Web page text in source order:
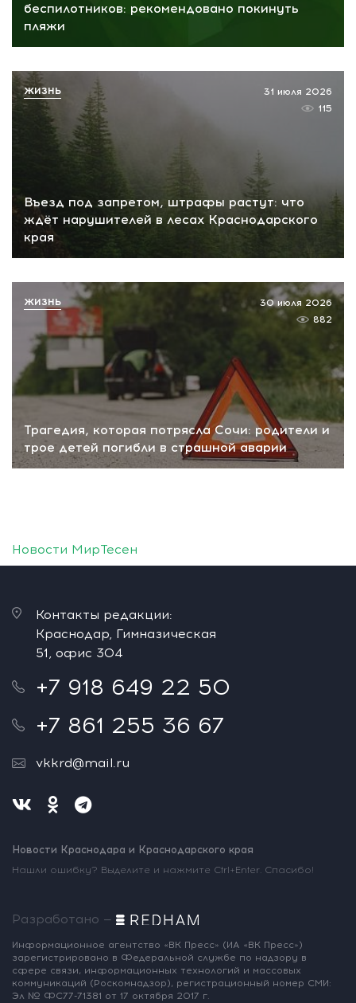
беспилотников: рекомендовано покинуть
пляжи
Въезд под запретом, штрафы растут: что
ждёт нарушителей в лесах Краснодарского
края
31 июля 2026
115
ЖИЗНЬ
Трагедия, которая потрясла Сочи: родители и
трое детей погибли в страшной аварии
30 июля 2026
882
ЖИЗНЬ
Новости МирТесен
Контакты редакции:
Краснодар, Гимназическая
51, офис 304
+7 918 649 22 50
+7 861 255 36 67
vkkrd@mail.ru
Новости Краснодара и Краснодарского края
Нашли ошибку? Выделите и нажмите Ctrl+Enter. Спасибо!
Разработано —
Информационное агентство «ВК Пресс» (ИА «ВК Пресс»)
зарегистрировано в Федеральной службе по надзору в
сфере связи, информационных технологий и массовых
коммуникаций (Роскомнадзор), регистрационный номер СМИ:
Эл № ФС77-71381 от 17 октября 2017 г.